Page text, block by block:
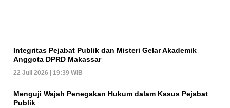
Integritas Pejabat Publik dan Misteri Gelar Akademik
Anggota DPRD Makassar
22 Juli 2026 | 19:39 WIB
Menguji Wajah Penegakan Hukum dalam Kasus Pejabat
Publik